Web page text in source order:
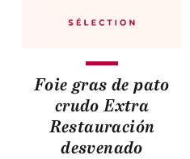
Foie gras de pato
crudo Extra
Restauración
desvenado